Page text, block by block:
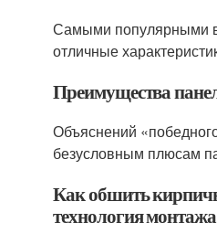
Самыми популярными
отличные
Преимущества
Объяснений
безусловным плюсам
Как обшить
технология